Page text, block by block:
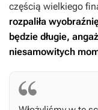
częścią wielkiego
rozpaliła
będzie długie,
niesamowitych